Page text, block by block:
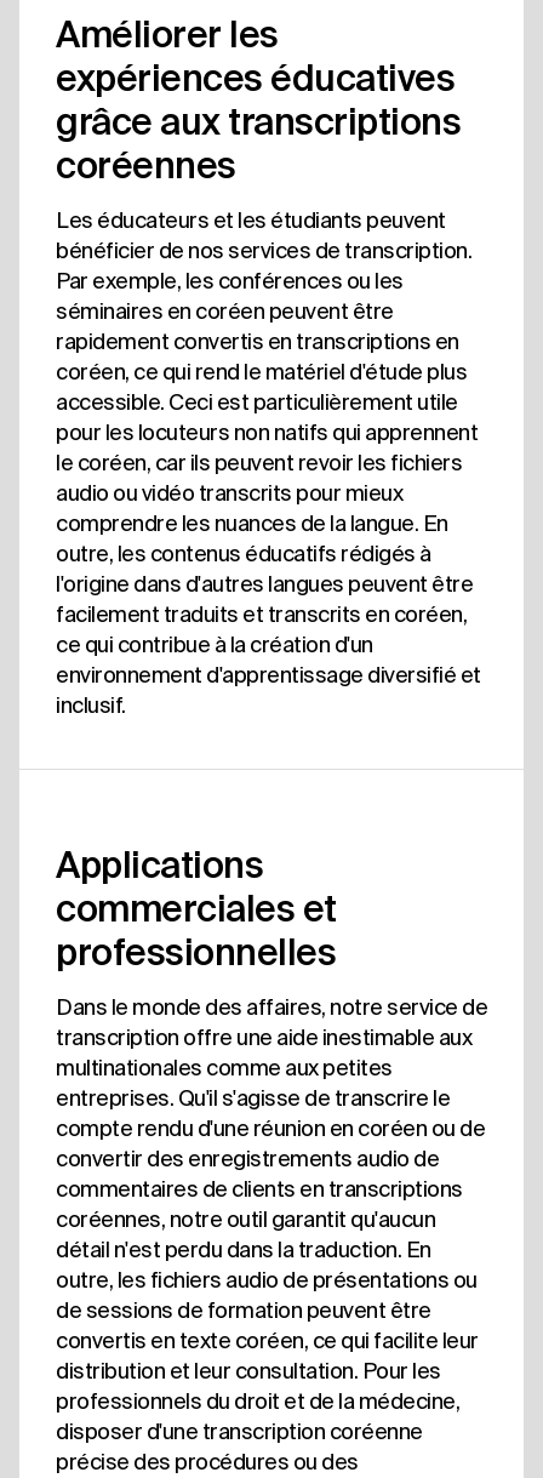
Améliorer les
expériences éducatives
grâce aux transcriptions
coréennes
Les éducateurs et les étudiants peuvent
bénéficier de nos services de transcription.
Par exemple, les conférences ou les
séminaires en coréen peuvent être
rapidement convertis en transcriptions en
coréen, ce qui rend le matériel d'étude plus
accessible. Ceci est particulièrement utile
pour les locuteurs non natifs qui apprennent
le coréen, car ils peuvent revoir les fichiers
audio ou vidéo transcrits pour mieux
comprendre les nuances de la langue. En
outre, les contenus éducatifs rédigés à
l'origine dans d'autres langues peuvent être
facilement traduits et transcrits en coréen,
ce qui contribue à la création d'un
environnement d'apprentissage diversifié et
inclusif.
Applications
commerciales et
professionnelles
Dans le monde des affaires, notre service de
transcription offre une aide inestimable aux
multinationales comme aux petites
entreprises. Qu'il s'agisse de transcrire le
compte rendu d'une réunion en coréen ou de
convertir des enregistrements audio de
commentaires de clients en transcriptions
coréennes, notre outil garantit qu'aucun
détail n'est perdu dans la traduction. En
outre, les fichiers audio de présentations ou
de sessions de formation peuvent être
convertis en texte coréen, ce qui facilite leur
distribution et leur consultation. Pour les
professionnels du droit et de la médecine,
disposer d'une transcription coréenne
précise des procédures ou des